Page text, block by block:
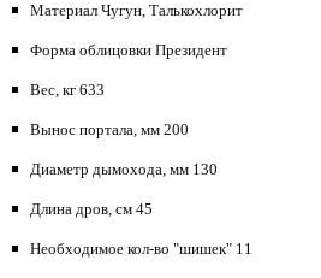
Материал Чугун, Талькохлорит
Форма облицовки Президент
Вес, кг 633
Вынос портала, мм 200
Диаметр дымохода, мм 130
Длина дров, см 45
Необходимое кол-во "шишек" 11